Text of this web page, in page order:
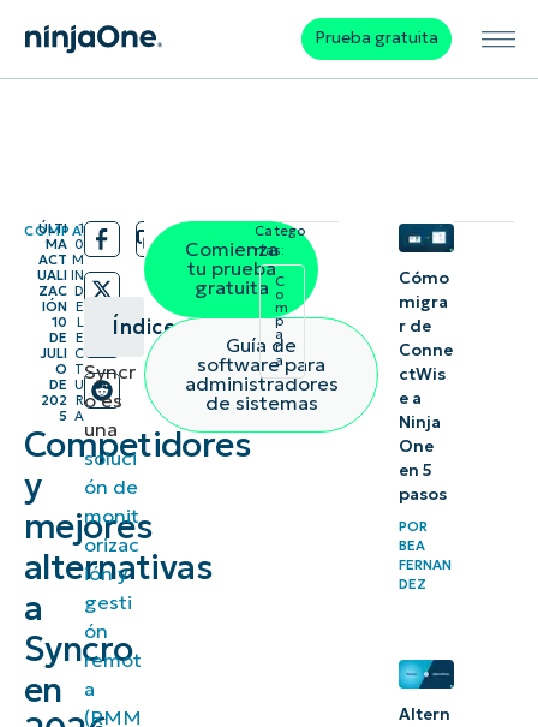
Prueba gratuita
COMPARA
/
ÚLTI
MA
ACT
UALI
ZAC
IÓN
10
DE
JULI
O
DE
202
5
/
1
0
M
IN
D
E
L
E
C
T
U
R
A
Competidores
y
mejores
alternativas
a
Syncro
en
Índice
Resumen
instantáneo
1.
2.
Syncr
o es
una
soluci
ón de
monit
orizac
ión y
gesti
ón
remot
a
(RMM
Comienza
tu prueba
gratuita
Guía de
software para
administradores
de sistemas
Catego
rías:
C
o
m
p
a
r
a
Cómo
migra
r de
Conne
ctWis
e a
Ninja
One
en 5
pasos
POR
BEA
FERNAN
DEZ
Altern